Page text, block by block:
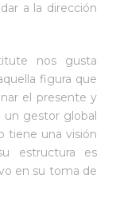
a la dirección
nos gusta
figura que
el presente y
gestor global
tiene una visión
estructura es
en su toma de